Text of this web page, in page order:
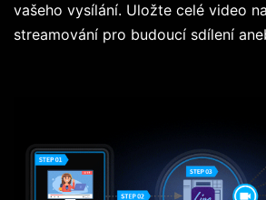
vašeho vysílání. Uložte celé video
streamování pro budoucí sdílení